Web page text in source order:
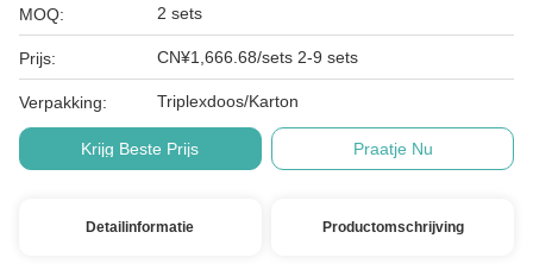
MOQ: 2 sets
Prijs: CN¥1,666.68/sets 2-9 sets
Verpakking: Triplexdoos/Karton
Krijg Beste Prijs Praatje Nu
Detailinformatie Productomschrijving